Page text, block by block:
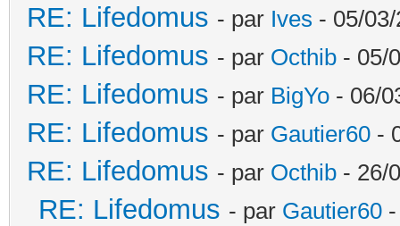
RE: Lifedomus - par Ives - 05/
RE: Lifedomus - par Octhib - 05/
RE: Lifedomus - par BigYo - 06/
RE: Lifedomus - par Gautier60 -
RE: Lifedomus - par Octhib - 26/
RE: Lifedomus - par Gautier60